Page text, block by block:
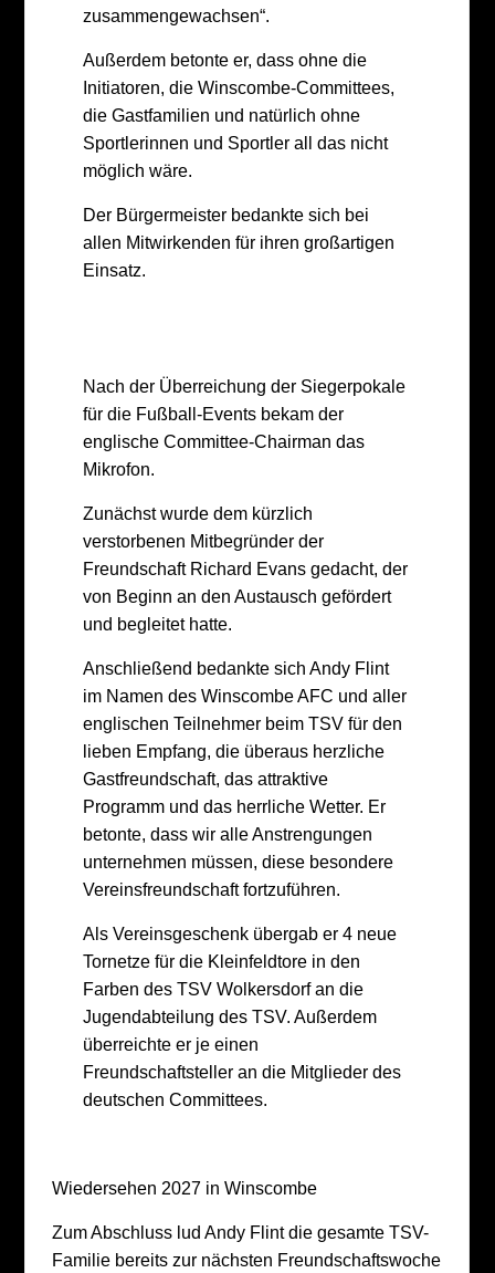
zusammengewachsen“.
Außerdem betonte er, dass ohne die
Initiatoren, die Winscombe-Committees,
die Gastfamilien und natürlich ohne
Sportlerinnen und Sportler all das nicht
möglich wäre.
Der Bürgermeister bedankte sich bei
allen Mitwirkenden für ihren großartigen
Einsatz.
Nach der Überreichung der Siegerpokale
für die Fußball-Events bekam der
englische Committee-Chairman das
Mikrofon.
Zunächst wurde dem kürzlich
verstorbenen Mitbegründer der
Freundschaft Richard Evans gedacht, der
von Beginn an den Austausch gefördert
und begleitet hatte.
Anschließend bedankte sich Andy Flint
im Namen des Winscombe AFC und aller
englischen Teilnehmer beim TSV für den
lieben Empfang, die überaus herzliche
Gastfreundschaft, das attraktive
Programm und das herrliche Wetter. Er
betonte, dass wir alle Anstrengungen
unternehmen müssen, diese besondere
Vereinsfreundschaft fortzuführen.
Als Vereinsgeschenk übergab er 4 neue
Tornetze für die Kleinfeldtore in den
Farben des TSV Wolkersdorf an die
Jugendabteilung des TSV. Außerdem
überreichte er je einen
Freundschaftsteller an die Mitglieder des
deutschen Committees.
Wiedersehen 2027 in Winscombe
Zum Abschluss lud Andy Flint die gesamte TSV-
Familie bereits zur nächsten Freundschaftswoche